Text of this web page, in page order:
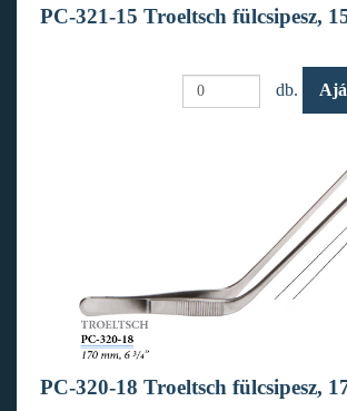
PC-321-15 Troeltsch fülcsipesz,
db.
PC-320-18 Troeltsch fülcsipesz,